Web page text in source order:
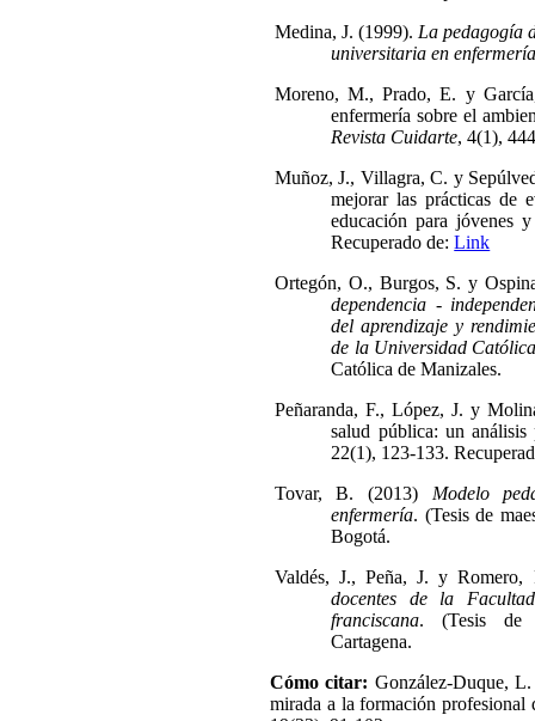
Medina, J. (1999). La pedagogía
universitaria en
Moreno, M., Prado, E. y
enfermería sobre el
Revista Cuidarte, 4(1),
Muñoz, J., Villagra, C. y
mejorar las prácticas de
educación para jóvenes
Recuperado de:Link
Ortegón, O., Burgos, S. y
dependencia -
del aprendizaje y
de la Universidad
Católica de Manizales.
Peñaranda, F., López, J. y
salud pública: un
22(1), 123-133.
Tovar, B. (2013) Modelo
enfermería. (Tesis de
Bogotá.
Valdés, J., Peña, J. y
docentes de la
franciscana. (Tesis de
Cartagena.
Cómo citar: González-Duque,
mirada a la formación profesional